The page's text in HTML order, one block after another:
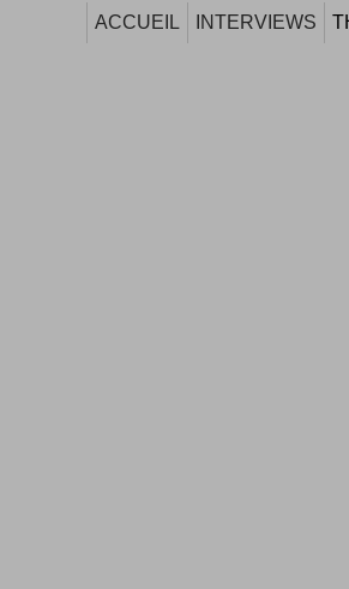
ACCUEIL INTERVIEWS